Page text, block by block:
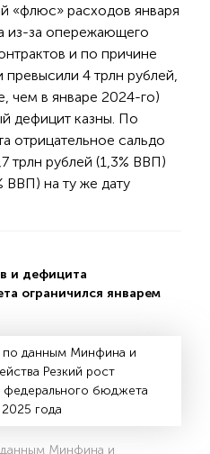
«флюс» расходов января
из-за опережающего
и по причине
4 трлн рублей,
чем в январе 2024-го)
дефицит казны. По
отрицательное сальдо
трлн рублей (1,3% ВВП)
ВВП) на ту же дату
и дефицита
ограничился январем
Минфина и